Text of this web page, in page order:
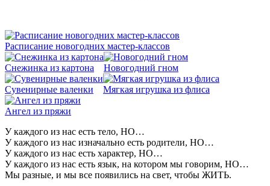
Расписание новогодних мастер-классов
Снежинка из картона Новогодний гном
Сувенирные валенки Мягкая игрушка из флиса
Ангел из пряжи
У каждого из нас есть тело, НО…
У каждого из нас изначально есть родители, НО…
У каждого из нас есть характер, НО…
У каждого из нас есть язык, на котором мы говорим, НО…
Мы разные, и мы все появились на свет, чтобы ЖИТЬ.